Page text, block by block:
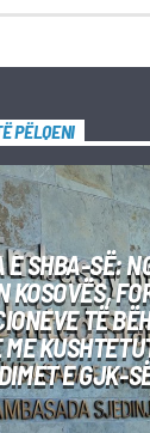
PËLQENI
SHBA-SË:
KOSOVËS,
TË
E GJK-